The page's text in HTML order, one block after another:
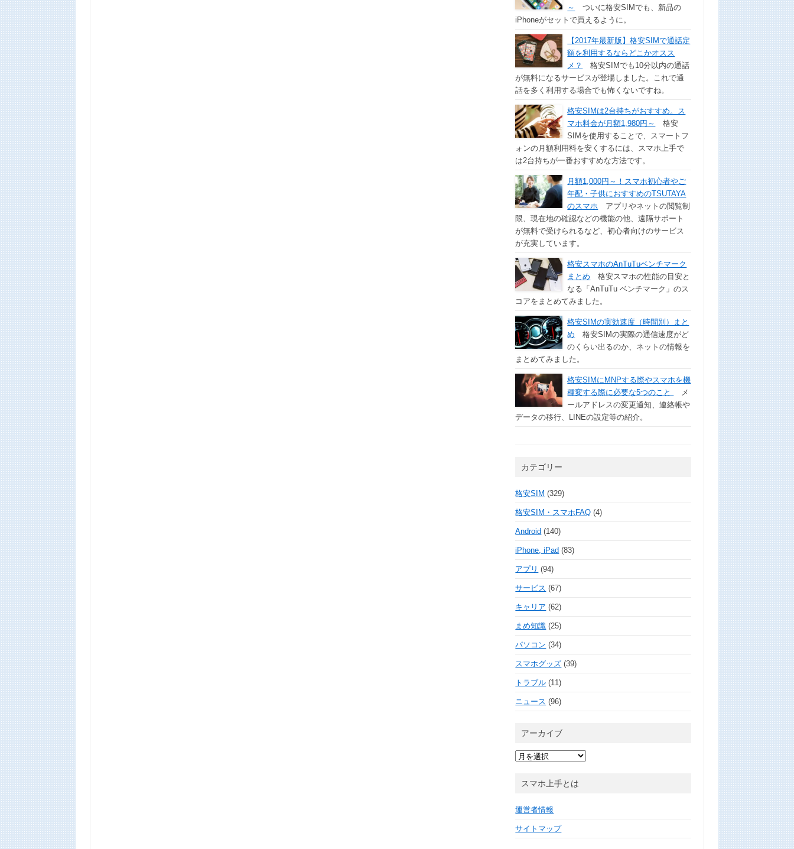
～
ついに格安SIMでも、新品の
iPhoneがセットで買えるように。
【2017年最新版】格安SIMで通話定
額を利用するならどこかオスス
メ？
格安SIMでも10分以内の通話
が無料になるサービスが登場しました。これで通
話を多く利用する場合でも怖くないですね。
格安SIMは2台持ちがおすすめ。ス
マホ料金が月額1,980円～
格安
SIMを使用することで、スマートフ
ォンの月額利用料を安くするには、スマホ上手で
は2台持ちが一番おすすめな方法です。
月額1,000円～！スマホ初心者やご
年配・子供におすすめのTSUTAYA
のスマホ アプリやネットの閲覧制
限、現在地の確認などの機能の他、遠隔サポート
が無料で受けられるなど、初心者向けのサービス
が充実しています。
格安スマホのAnTuTuベンチマーク
まとめ 格安スマホの性能の目安と
なる「AnTuTu ベンチマーク」のス
コアをまとめてみました。
格安SIMの実効速度（時間別）まと
め 格安SIMの実際の通信速度がど
のくらい出るのか、ネットの情報を
まとめてみました。
格安SIMにMNPする際やスマホを機
種変する際に必要な5つのこと
メ
ールアドレスの変更通知、連絡帳や
データの移行、LINEの設定等の紹介。
カテゴリー
格安SIM (329)
格安SIM・スマホFAQ (4)
Android (140)
iPhone, iPad (83)
アプリ (94)
サービス (67)
キャリア (62)
まめ知識 (25)
パソコン (34)
スマホグッズ (39)
トラブル (11)
ニュース (96)
アーカイブ
ア
ー
ブスマホ上手とは
運営者情報
サイトマップ